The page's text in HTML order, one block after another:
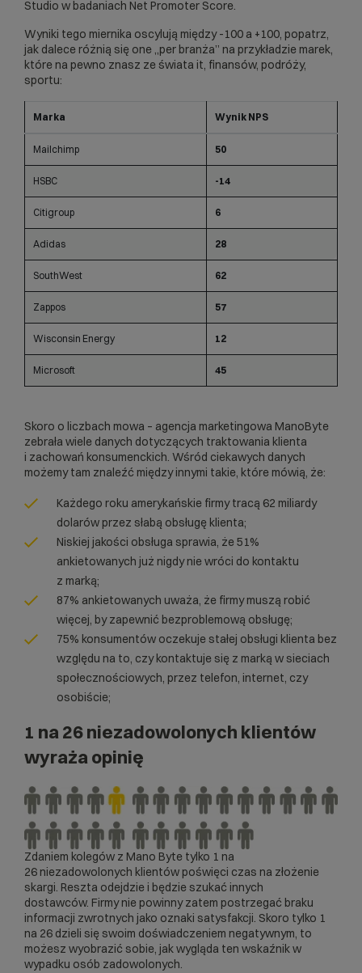
Studio w badaniach Net Promoter Score.
Wyniki tego miernika oscylują między -100 a +100, popatrz,
jak dalece różnią się one „per branża” na przykładzie marek,
które na pewno znasz ze świata it, finansów, podróży,
sportu:
Marka Wynik NPS
Mailchimp 50
HSBC -14
Citigroup 6
Adidas 28
SouthWest 62
Zappos 57
Wisconsin Energy 12
Microsoft 45
Skoro o liczbach mowa – agencja marketingowa ManoByte
zebrała wiele danych dotyczących traktowania klienta
i zachowań konsumenckich. Wśród ciekawych danych
możemy tam znaleźć między innymi takie, które mówią, że:
Każdego roku amerykańskie firmy tracą 62 miliardy
dolarów przez słabą obsługę klienta;
Niskiej jakości obsługa sprawia, że 51%
ankietowanych już nigdy nie wróci do kontaktu
z marką;
87% ankietowanych uważa, że firmy muszą robić
więcej, by zapewnić bezproblemową obsługę;
75% konsumentów oczekuje stałej obsługi klienta bez
względu na to, czy kontaktuje się z marką w sieciach
społecznościowych, przez telefon, internet, czy
osobiście;
1 na 26 niezadowolonych klientów
wyraża opinię
Zdaniem kolegów z Mano Byte tylko 1 na
26 niezadowolonych klientów poświęci czas na złożenie
skargi. Reszta odejdzie i będzie szukać innych
dostawców. Firmy nie powinny zatem postrzegać braku
informacji zwrotnych jako oznaki satysfakcji. Skoro tylko 1
na 26 dzieli się swoim doświadczeniem negatywnym, to
możesz wyobrazić sobie, jak wygląda ten wskaźnik w
wypadku osób zadowolonych.